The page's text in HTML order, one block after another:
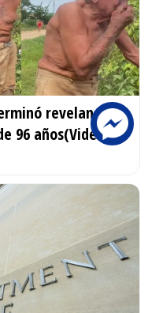
revelando la
96 años(Video)